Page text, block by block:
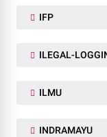
IFP
ILEGAL-
ILMU
INDRAMAYU